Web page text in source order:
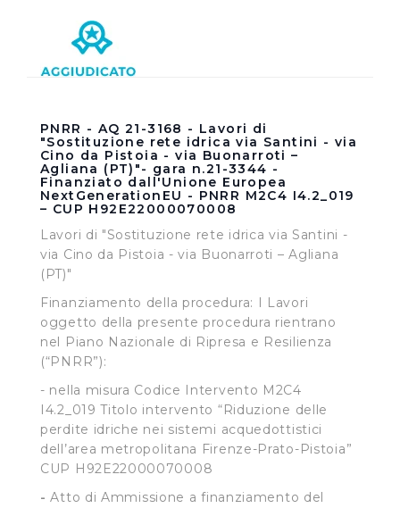
PNRR - AQ 21-3168 - Lavori di
"Sostituzione rete idrica via Santini - via
Cino da Pistoia - via Buonarroti –
Agliana (PT)"- gara n.21-3344 -
Finanziato dall'Unione Europea
NextGenerationEU - PNRR M2C4 I4.2_019
– CUP H92E22000070008
Lavori di "Sostituzione rete idrica via Santini -
via Cino da Pistoia - via Buonarroti – Agliana
(PT)"
Finanziamento della procedura: I Lavori
oggetto della presente procedura rientrano
nel Piano Nazionale di Ripresa e Resilienza
(“PNRR”):
- nella misura Codice Intervento M2C4
I4.2_019 Titolo intervento “Riduzione delle
perdite idriche nei sistemi acquedottistici
dell’area metropolitana Firenze-Prato-Pistoia”
CUP H92E22000070008
-Atto di Ammissione a finanziamento del